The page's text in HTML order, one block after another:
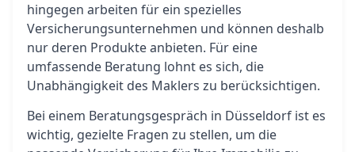
hingegen arbeiten für ein spezielles
Versicherungsunternehmen und können deshalb
nur deren Produkte anbieten. Für eine
umfassende Beratung lohnt es sich, die
Unabhängigkeit des Maklers zu berücksichtigen.
Bei einem Beratungsgespräch in Düsseldorf ist es
wichtig, gezielte Fragen zu stellen, um die